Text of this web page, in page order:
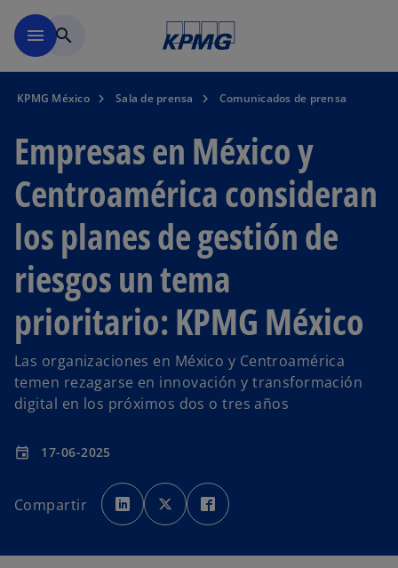
menu search
KPMG México Sala de prensa Comunicados de prensa
Empresas en México y
Centroamérica consideran
los planes de gestión de
riesgos un tema
prioritario: KPMG México
Las organizaciones en México y Centroamérica
temen rezagarse en innovación y transformación
digital en los próximos dos o tres años
event 17-06-2025
Compartir e
a
b
e
a
b
e
a